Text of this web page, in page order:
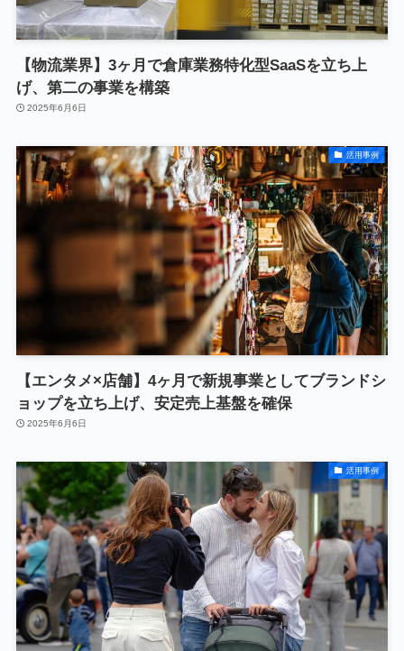
【物流業界】3ヶ月で倉庫業務特化型SaaSを立ち上
げ、第二の事業を構築
2025年6月6日
活用事例
【エンタメ×店舗】4ヶ月で新規事業としてブランドシ
ョップを立ち上げ、安定売上基盤を確保
2025年6月6日
活用事例